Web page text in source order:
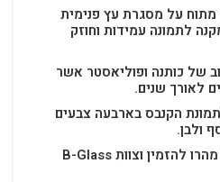
מתוח על מסגרת עץ פנימית
מקנה לתמונה עמידות וחוזק
של כותנה ופוליאסטר אשר
לאורך שנים.
הקנבס בארבעה צבעים
ולבן.
אז למה אתם מחכים? מהרו להזמין וצוות B-Glass